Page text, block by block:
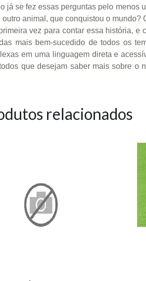
já se fez essas perguntas pelo menos
outro animal, que conquistou o
vez para contar essa história, e
mais bem-sucedido de todos os
em uma linguagem direta e
que desejam saber mais sobre o
relacionados